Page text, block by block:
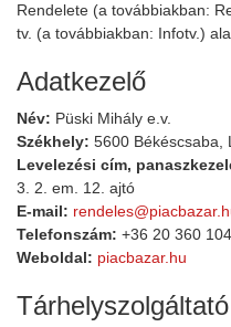
Rendelete (a továbbiakban:
tv. (a továbbiakban: Infotv.)
Adatkezelő
Név: Püski Mihály e.v.
Székhely: 5600 Békéscsaba,
Levelezési cím,
3. 2. em. 12. ajtó
E-mail:
Telefonszám: +36 20 360
Weboldal: piacbazar.hu
Tárhelyszolgáltató